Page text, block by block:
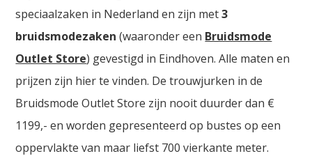
speciaalzaken in Nederland en zijn met3
bruidsmodezaken (waaronder een Bruidsmode
Outlet Store) gevestigd in Eindhoven. Alle maten en
prijzen zijn hier te vinden. De trouwjurken in de
Bruidsmode Outlet Store zijn nooit duurder dan €
1199,- en worden gepresenteerd op bustes op een
oppervlakte van maar liefst 700 vierkante meter.